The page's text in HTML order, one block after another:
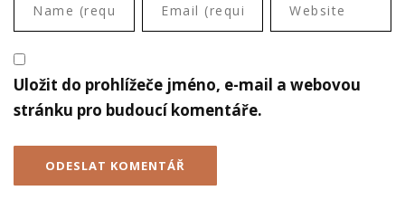
Uložit do prohlížeče jméno, e-mail a webovou
stránku pro budoucí komentáře.